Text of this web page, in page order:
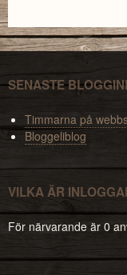
Sidor
SENASTE
Timmarna på
Bloggeliblog
VILKA ÄR
För närvarande är 0